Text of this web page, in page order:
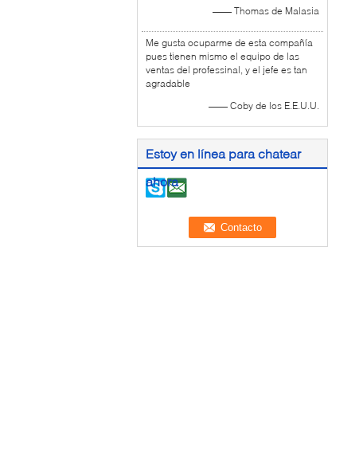
—— Thomas de Malasia
Me gusta ocuparme de esta compañía
pues tienen mismo el equipo de las
ventas del professinal, y el jefe es tan
agradable
—— Coby de los E.E.U.U.
Estoy en línea para chatear
ahora